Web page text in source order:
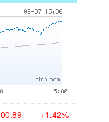
+1.42%